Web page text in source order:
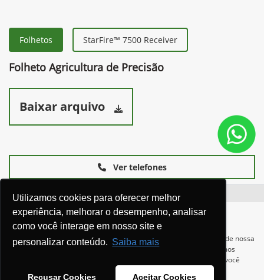
Utilizamos cookies para oferecer melhor
experiência, melhorar o desempenho, analisar
como você interage em nosso site e
personalizar conteúdo. Saiba mais
Recusar Cookies Aceitar Cookies
Folhetos StarFire™ 7500 Receiver
Folheto Agricultura de Precisão
Baixar arquivo
Ver telefones
Para otimizar sua experiência durante a navegação, fazemos uso de nossa
política de cookies e para proteger seus dados pessoais respeitamos
. Ao seguir com a navegação e visita você